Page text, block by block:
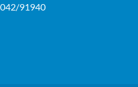
91940